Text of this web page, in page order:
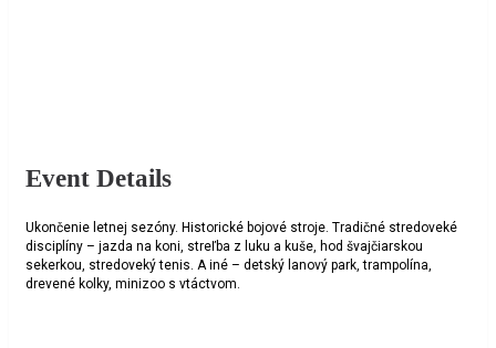
Event Details
Ukončenie letnej sezóny. Historické bojové stroje. Tradičné stredoveké
disciplíny – jazda na koni, streľba z luku a kuše, hod švajčiarskou
sekerkou, stredoveký tenis. A iné – detský lanový park, trampolína,
drevené kolky, minizoo s vtáctvom.